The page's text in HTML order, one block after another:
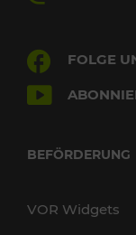
FOLGE
BEFÖRDERUNG
VOR Widgets